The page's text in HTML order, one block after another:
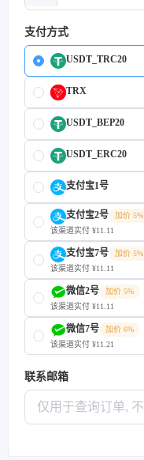
支付方式
USDT_TRC20
TRX
USDT_BEP20
USDT_ERC20
支付宝1号
支付宝2号
加价 5%
该渠道实付 ¥11.11
支付宝7号
加价 5%
该渠道实付 ¥11.11
微信2号
加价 5%
该渠道实付 ¥11.11
微信7号
加价 6%
该渠道实付 ¥11.21
联系邮箱